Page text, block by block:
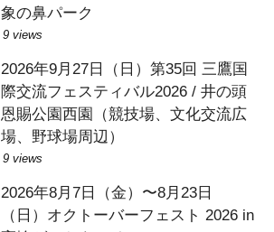
象の鼻パーク
9 views
2026年9月27日（日）第35回 三鷹国
際交流フェスティバル2026 / 井の頭
恩賜公園西園（競技場、文化交流広
場、野球場周辺）
9 views
2026年8月7日（金）〜8月23日
（日）オクトーバーフェスト 2026 in